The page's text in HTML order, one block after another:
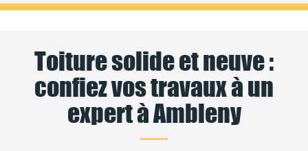
Toiture solide et neuve :
confiez vos travaux à un
expert à Ambleny